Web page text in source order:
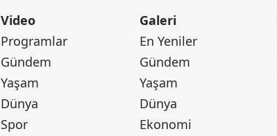
Video
Programlar
Gündem
Yaşam
Dünya
Spor
Galeri
En Yeniler
Gündem
Yaşam
Dünya
Ekonomi